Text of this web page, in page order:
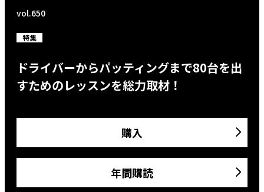
vol.650
特集
ドライバーからパッティングまで80台を出
すためのレッスンを総力取材！
購入
年間購読